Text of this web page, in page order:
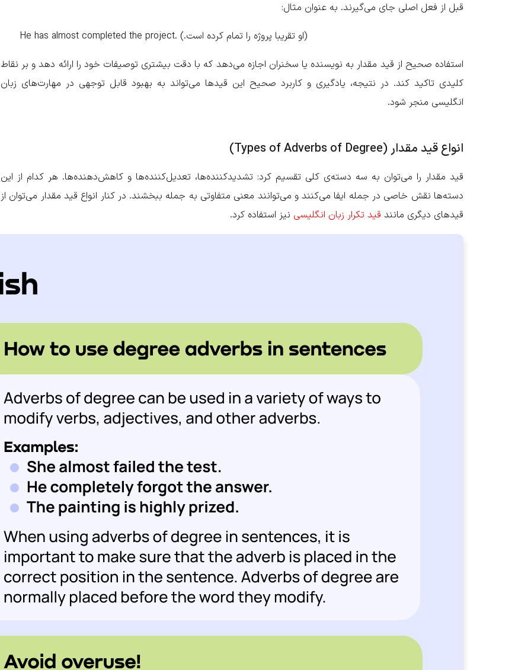
قبل از فعل اصلی جای می‌گیرند. به عنوان مثال:
He has almost completed the project. (.او تقریبا پروژه را تمام کرده است)
استفاده صحیح از قید مقدار به نویسنده یا سخنران اجازه می‌دهد که با دقت بیشتری توصیفات خود را ارائه دهد و بر نقاط
کلیدی تاکید کند. در نتیجه، یادگیری و کاربرد صحیح این قیدها می‌تواند به بهبود قابل توجهی در مهارت‌های زبان
انگلیسی منجر شود.
انواع قید مقدار (Types of Adverbs of Degree)
قید مقدار را می‌توان به سه دسته‌ی کلی تقسیم کرد: تشدیدکننده‌ها، تعدیل‌کننده‌ها و کاهش‌دهنده‌ها. هر کدام از این
دسته‌ها نقش خاصی در جمله ایفا می‌کنند و می‌توانند معنی متفاوتی به جمله ببخشند. در کنار انواع قید مقدار می‌توان از
قیدهای دیگری مانند قید تکرار زبان انگلیسی نیز استفاده کرد.